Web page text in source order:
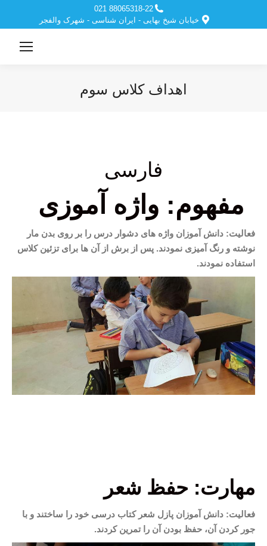
88065318-22 021
خیابان شیخ بهایی - ایران شناسی - شهرک والفجر
اهداف کلاس سوم
فارسی
مفهوم: واژه آموزی
فعالیت: دانش آموزان واژه های دشوار درس را بر روی بدن مار
نوشته و رنگ آمیزی نمودند. پس از برش از آن ها برای تزئین کلاس
استفاده نمودند.
مهارت: حفظ شعر
فعالیت: دانش آموزان پازل شعر کتاب درسی خود را ساختند و با
جور کردن آن، حفظ بودن آن را تمرین کردند.